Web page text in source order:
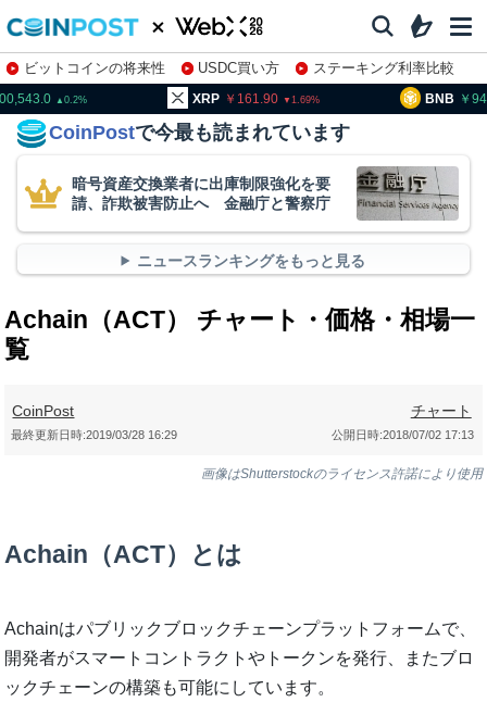
ビットコインの将来性 USDC買い方
ステーキング利率比較
株特集・関連銘柄
0.2 XRP 161.90 1.69 BNB
CoinPostで今最も読まれています
暗号資産交換業者に出庫制限強化を要
請、詐欺被害防止へ 金融庁と警察庁
ニュースランキングをもっと見る
Achain（ACT） チャート・価格・相場一
覧
CoinPost チャート
公開日時:2018/07/02 17:13
最終更新日時:2019/03/28 16:29
画像はShutterstockのライセンス許諾により使用
Achain（ACT）とは
Achainはパブリックブロックチェーンプラットフォームで、
開発者がスマートコントラクトやトークンを発行、またブロ
ックチェーンの構築も可能にしています。